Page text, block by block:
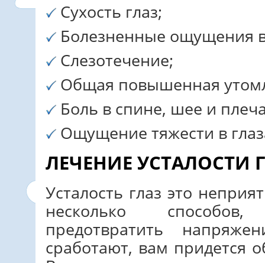
Сухость глаз;
Болезненные ощущения в
Слезотечение;
Общая повышенная
Боль в спине, шее и
Ощущение тяжести в
ЛЕЧЕНИЕ УСТАЛОСТИ
Усталость глаз это
несколько
предотвратить
сработают, вам придется